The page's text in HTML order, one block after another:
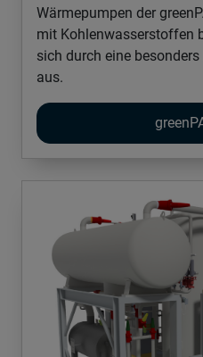
Wärmepumpen der
mit Kohlenwasserstoffen
sich durch eine
aus.